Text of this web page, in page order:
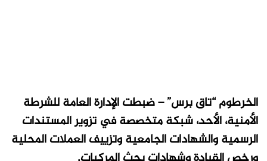
الخرطوم “تاق برس” – ضبطت الإدارة العامة للشرطة
الأمنية، الأحد، شبكة متخصصة في تزوير المستندات
الرسمية والشهادات الجامعية وتزييف العملات المحلية